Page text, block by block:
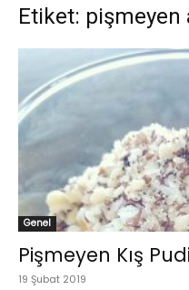
Etiket:
Genel
Pişmeyen Kış
19 Şubat 2019